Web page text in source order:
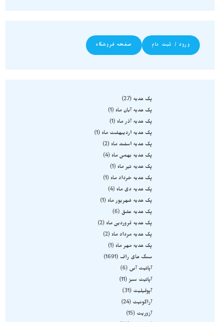
ورود / ثبت نام صفحه فروشگاه
پک هدیه
27
پک هدیه آبان ماه
1
پک هدیه آذر ماه
1
پک هدیه اردیبهشت ماه
1
پک هدیه اسفند ماه
2
پک هدیه بهمن ماه
4
پک هدیه تیر ماه
1
پک هدیه خرداد ماه
1
پک هدیه دی ماه
4
پک هدیه شهریور ماه
1
پک هدیه عشق
6
پک هدیه فروردین ماه
2
پک هدیه مرداد ماه
2
پک هدیه مهر ماه
1
سنگ های راف
1691
آپاتیت آبی
6
آپاتیت سبز 11
آپوفیلیت
31
آراگونیت
24
آزوریت
15